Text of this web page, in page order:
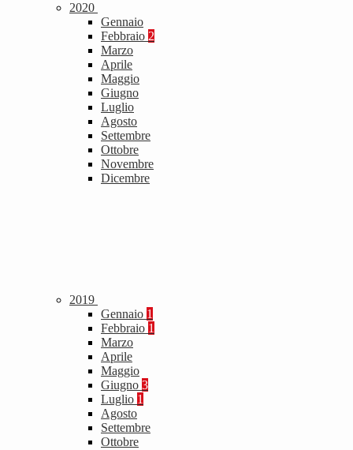
2020
Gennaio
Febbraio 2
Marzo
Aprile
Maggio
Giugno
Luglio
Agosto
Settembre
Ottobre
Novembre
Dicembre
2019
Gennaio 1
Febbraio 1
Marzo
Aprile
Maggio
Giugno 3
Luglio 1
Agosto
Settembre
Ottobre